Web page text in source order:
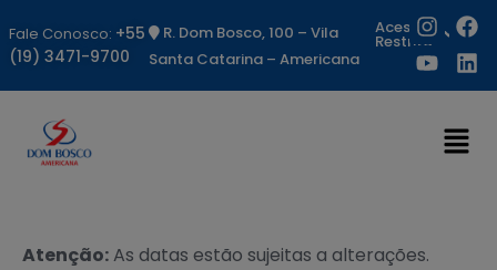
Fale Conosco: +55
(19) 3471-9700
R. Dom Bosco, 100 – Vila
Santa Catarina – Americana
Acesso
Restrito
Atenção:As datas estão sujeitas a alterações.